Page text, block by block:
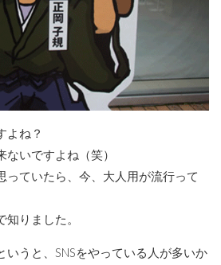
よね？
いですよね（笑）
っていたら、今、大人用が流行って
りました。
いうと、SNSをやっている人が多いか